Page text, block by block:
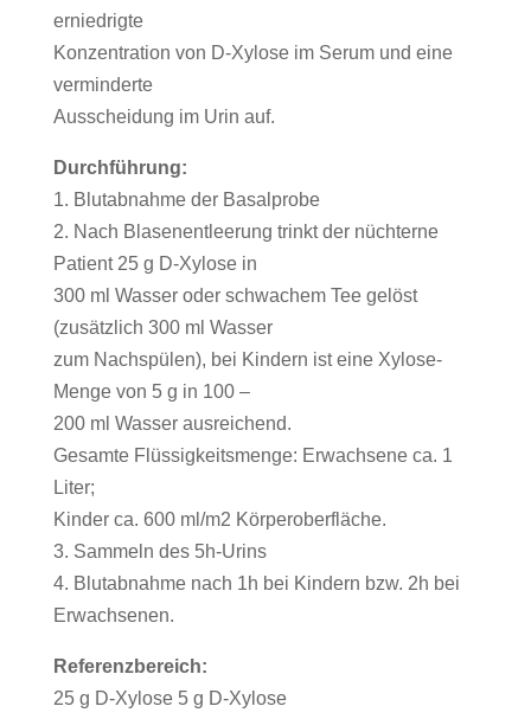
erniedrigte
Konzentration von D-Xylose im Serum und eine
verminderte
Ausscheidung im Urin auf.
Durchführung:
1. Blutabnahme der Basalprobe
2. Nach Blasenentleerung trinkt der nüchterne
Patient 25 g D-Xylose in
300 ml Wasser oder schwachem Tee gelöst
(zusätzlich 300 ml Wasser
zum Nachspülen), bei Kindern ist eine Xylose-
Menge von 5 g in 100 –
200 ml Wasser ausreichend.
Gesamte Flüssigkeitsmenge: Erwachsene ca. 1
Liter;
Kinder ca. 600 ml/m2 Körperoberfläche.
3. Sammeln des 5h-Urins
4. Blutabnahme nach 1h bei Kindern bzw. 2h bei
Erwachsenen.
Referenzbereich:
25 g D-Xylose 5 g D-Xylose